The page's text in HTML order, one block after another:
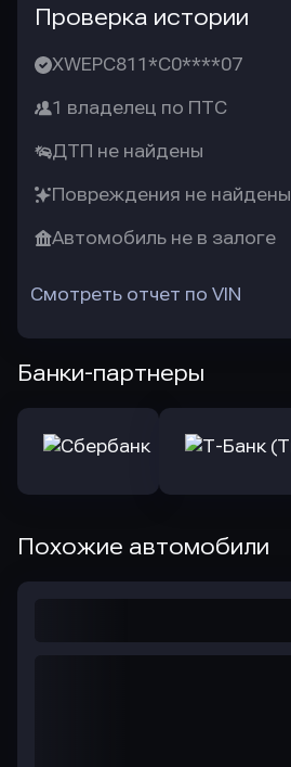
Проверка истории
XWEPC811*C0****07
1 владелец по ПТС
ДТП не найдены
Повреждения не найдены
Автомобиль не в залоге
Смотреть отчет по VIN
Банки-партнеры
Похожие автомобили